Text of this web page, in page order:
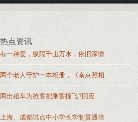
热点资讯
有一种爱，纵隔千山万水，依旧深情
两个老人守护一本相册，《南京照相
两出租车为抢客把乘客撞飞?回应
上海、成都试点中小学长学制贯通培